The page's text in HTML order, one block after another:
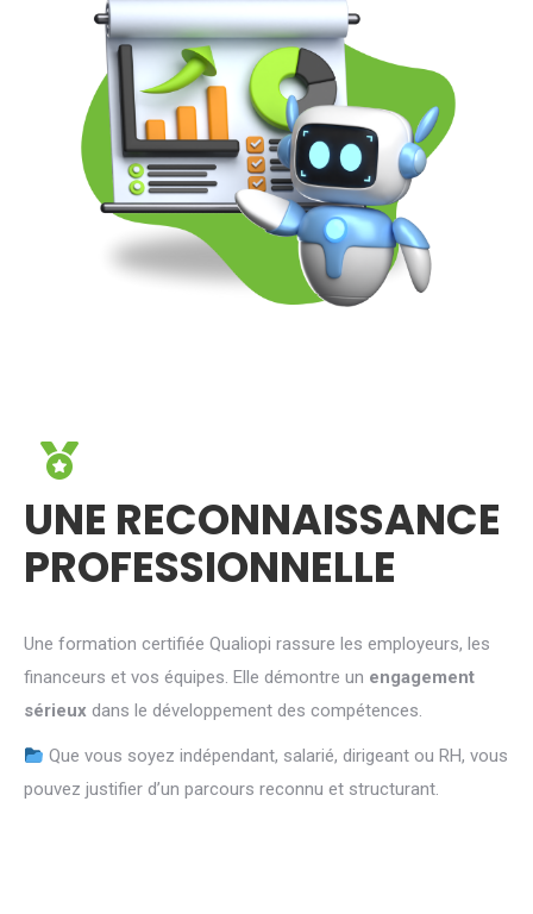
UNE RECONNAISSANCE
PROFESSIONNELLE
Une formation certifiée Qualiopi rassure les employeurs, les
financeurs et vos équipes. Elle démontre un engagement
sérieux dans le développement des compétences.
Que vous soyez indépendant, salarié, dirigeant ou RH, vous
pouvez justifier d’un parcours reconnu et structurant.